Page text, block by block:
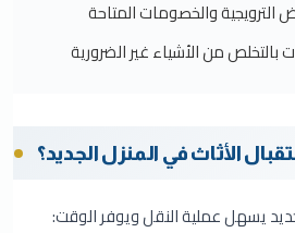
والخصومات المتاحة
بالتخلص من الأشياء غير الضرورية
الأثاث في المنزل الجديد؟
يسهل عملية النقل ويوفر الوقت: